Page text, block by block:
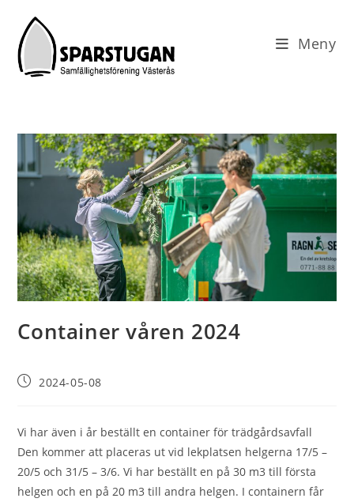
innehållet
Meny
Container våren 2024
Inlägget2024-05-08
Vi har även i år beställt en container för trädgårdsavfall
Den kommer att placeras ut vid lekplatsen helgerna 17/5 –
20/5 och 31/5 – 3/6. Vi har beställt en på 30 m3 till första
helgen och en på 20 m3 till andra helgen. I containern får